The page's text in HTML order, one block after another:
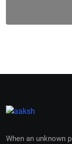
When an unknown